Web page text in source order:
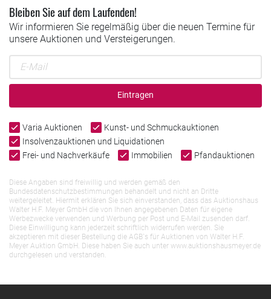
Bleiben Sie auf dem Laufenden!
Wir informieren Sie regelmäßig über die neuen Termine für
unsere Auktionen und Versteigerungen.
Eintragen
Varia Auktionen
Kunst- und Schmuckauktionen
Insolvenzauktionen und Liquidationen
Frei- und Nachverkäufe
Immobilien Pfandauktionen
Diese Angaben sind freiwillig und werden gemäß den
Bundesdatenschutzbestimmungen behandelt und nicht an Dritte
weitergeleitet. Hiermit erklären Sie sich einverstanden, dass das Auktionshaus
Walter H.F. Meyer GmbH die von Ihnen angegebenen Daten für eigene
Werbezwecke verwenden und Werbung per Post und E-Mail zusenden darf.
Diese Einwilligung kann jederzeit schriftlich widerrufen werden. Sie
akzeptieren mit dieser Bestellung die AGB`s für Auktionen von Walter H.F.
Meyer Auktion GmbH. Diese haben Sie auch unter www.auktionshausmeyer.de
durchgelesen und verstanden.